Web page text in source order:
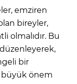
emziren
bireyler,
olmalıdır. Bu
düzenleyerek,
bir
büyük önem